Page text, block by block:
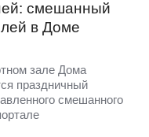
смешанный
в Доме
зале Дома
праздничный
смешанного